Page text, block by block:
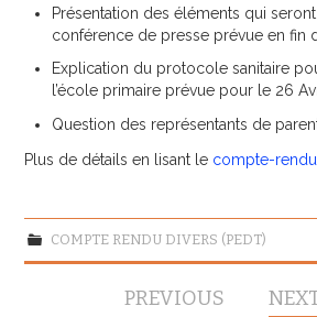
Présentation des éléments qui
conférence de presse prévue en fin
Explication du protocole sanitaire
l’école primaire prévue pour le 26
Question des représentants de
Plus de détails en lisant le compte-rendu
COMPTE RENDU DIVERS (PEDT)
NavigationPREVIOUS